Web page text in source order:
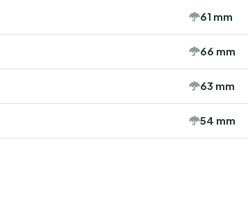
61 mm
66 mm
63 mm
54 mm